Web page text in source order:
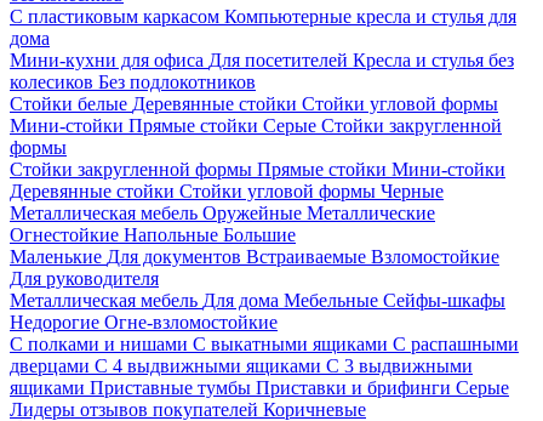
С пластиковым каркасом Компьютерные кресла и стулья для
дома
Мини-кухни для офиса Для посетителей Кресла и стулья без
колесиков Без подлокотников
Стойки белые Деревянные стойки Стойки угловой формы
Мини-стойки Прямые стойки Серые Стойки закругленной
формы
Стойки закругленной формы Прямые стойки Мини-стойки
Деревянные стойки Стойки угловой формы Черные
Металлическая мебель Оружейные Металлические
Огнестойкие Напольные Большие
Маленькие Для документов Встраиваемые Взломостойкие
Для руководителя
Металлическая мебель Для дома Мебельные Сейфы-шкафы
Недорогие Огне-взломостойкие
С полками и нишами С выкатными ящиками С распашными
дверцами С 4 выдвижными ящиками С 3 выдвижными
ящиками Приставные тумбы Приставки и брифинги Серые
Лидеры отзывов покупателей Коричневые